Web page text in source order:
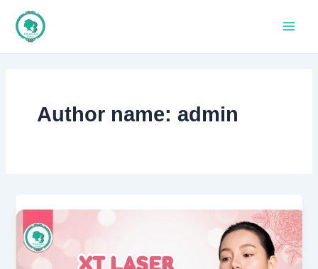
content
Author name: admin